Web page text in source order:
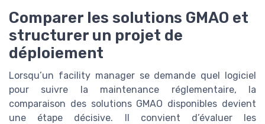
Comparer les solutions GMAO et
structurer un projet de
déploiement
Lorsqu’un facility manager se demande quel logiciel
pour suivre la maintenance réglementaire, la
comparaison des solutions GMAO disponibles devient
une étape décisive. Il convient d’évaluer les